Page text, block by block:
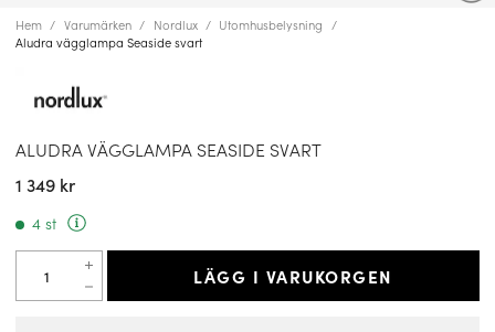
Hem Varumärken Nordlux
Utomhusbelysning
Aludra vägglampa Seaside svart
ALUDRA VÄGGLAMPA SEASIDE SVART
1 349 kr
4 st
LÄGG I VARUKORGEN